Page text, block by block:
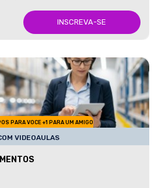
INSCREVA-SE
PARA VOCE +1 PARA UM AMIGO
VIDEOAULAS